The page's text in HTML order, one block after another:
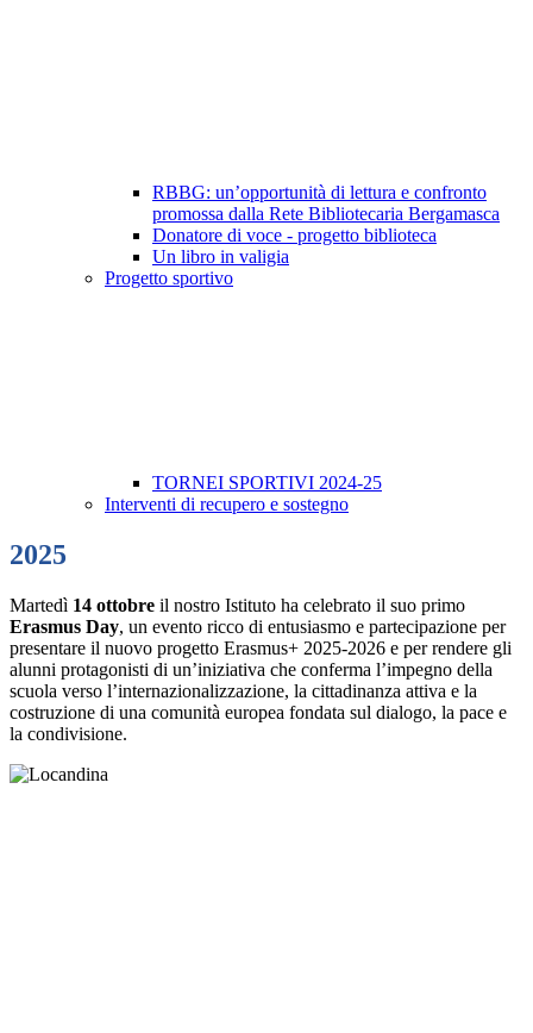
RBBG: un’opportunità di lettura e confronto
promossa dalla Rete Bibliotecaria Bergamasca
Donatore di voce - progetto biblioteca
Un libro in valigia
Progetto sportivo
TORNEI SPORTIVI 2024-25
Interventi di recupero e sostegno
2025
Martedì 14 ottobre il nostro Istituto ha celebrato il suo primo
Erasmus Day, un evento ricco di entusiasmo e partecipazione per
presentare il nuovo progetto Erasmus+ 2025-2026 e per rendere gli
alunni protagonisti di un’iniziativa che conferma l’impegno della
scuola verso l’internazionalizzazione, la cittadinanza attiva e la
costruzione di una comunità europea fondata sul dialogo, la pace e
la condivisione.